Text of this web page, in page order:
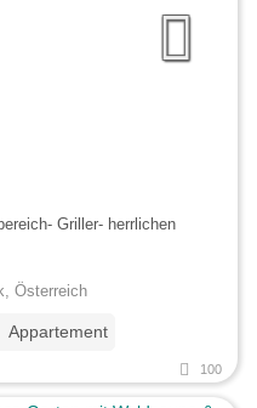
Griller- herrlichen
Österreich
Appartement
100